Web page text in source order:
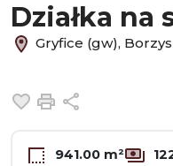
Działka na
Gryfice (gw),
Dodaj do
Drukuj
941.00 m²